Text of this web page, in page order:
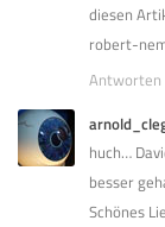
diesen
robert-
Antworten
huch…
besser
Schönes